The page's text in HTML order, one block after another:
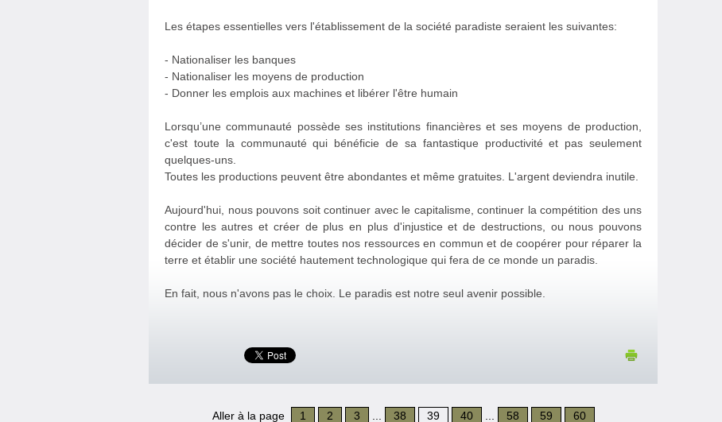
Les étapes essentielles vers l'établissement de la société paradiste seraient les suivantes:
- Nationaliser les banques
- Nationaliser les moyens de production
- Donner les emplois aux machines et libérer l'être humain
Lorsqu’une communauté possède ses institutions financières et ses moyens de production,
c'est toute la communauté qui bénéficie de sa fantastique productivité et pas seulement
quelques-uns.
Toutes les productions peuvent être abondantes et même gratuites. L'argent deviendra inutile.
Aujourd'hui, nous pouvons soit continuer avec le capitalisme, continuer la compétition des uns
contre les autres et créer de plus en plus d'injustice et de destructions, ou nous pouvons
décider de s'unir, de mettre toutes nos ressources en commun et de coopérer pour réparer la
terre et établir une société hautement technologique qui fera de ce monde un paradis.
En fait, nous n'avons pas le choix. Le paradis est notre seul avenir possible.
Aller à la page 1 2 3 38 39 40 58 59 60